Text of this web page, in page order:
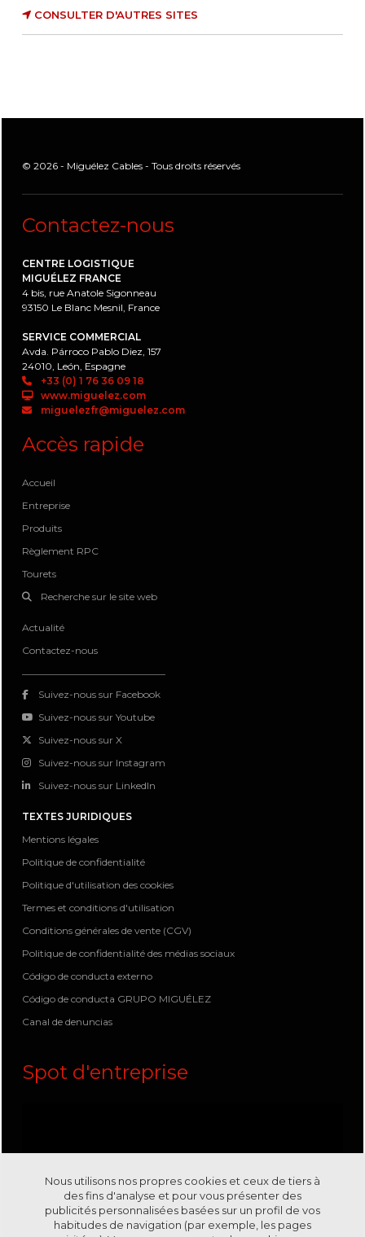
CONSULTER D'AUTRES SITES
© 2026 - Miguélez Cables - Tous droits réservés
Contactez-nous
CENTRE LOGISTIQUE
MIGUÉLEZ FRANCE
4 bis, rue Anatole Sigonneau
93150 Le Blanc Mesnil, France
SERVICE COMMERCIAL
Avda. Párroco Pablo Diez, 157
24010, León, Espagne
+33 (0) 1 76 36 09 18
www.miguelez.com
miguelezfr@miguelez.com
Accès rapide
Accueil
Entreprise
Produits
Règlement RPC
Tourets
Recherche sur le site web
Actualité
Contactez-nous
Suivez-nous sur Facebook
Suivez-nous sur Youtube
Suivez-nous sur X
Suivez-nous sur Instagram
Suivez-nous sur LinkedIn
TEXTES JURIDIQUES
Mentions légales
Politique de confidentialité
Politique d'utilisation des cookies
Termes et conditions d'utilisation
Conditions générales de vente (CGV)
Politique de confidentialité des médias sociaux
Código de conducta externo
Código de conducta GRUPO MIGUÉLEZ
Canal de denuncias
Spot d'entreprise
Nous utilisons nos propres cookies et ceux de tiers à
des fins d'analyse et pour vous présenter des
publicités personnalisées basées sur un profil de vos
habitudes de navigation (par exemple, les pages